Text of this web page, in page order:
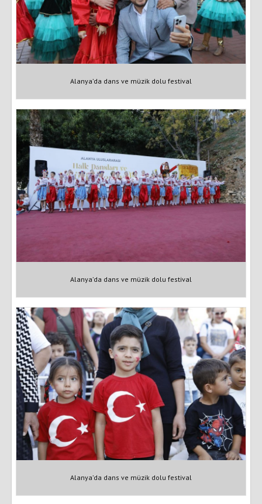
Alanya’da dans ve müzik dolu festival
Alanya’da dans ve müzik dolu festival
Alanya’da dans ve müzik dolu festival